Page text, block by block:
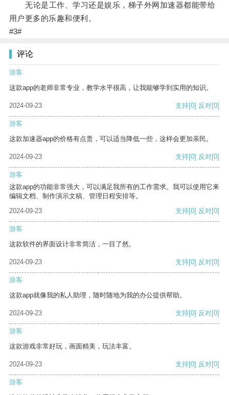
无论是工作、学习还是娱乐，梯子外网加速器都能带给
用户更多的乐趣和便利。
#3#
评论
游客
这款app的老师非常专业，教学水平很高，让我能够学到实用的知识。
2024-09-23 支持[0] 反对[0]
游客
这款加速器app的价格有点贵，可以适当降低一些，这样会更加亲民。
2024-09-23 支持[0] 反对[0]
游客
这款app的功能非常强大，可以满足我所有的工作需求。我可以使用它来
编辑文档、制作演示文稿、管理日程安排等。
2024-09-23
支持[0] 反对[0]
游客
这款软件的界面设计非常简洁，一目了然。
2024-09-23 支持[0] 反对[0]
游客
这款app就像我的私人助理，随时随地为我的办公提供帮助。
2024-09-23 支持[0] 反对[0]
游客
这款游戏非常好玩，画面精美，玩法丰富。
2024-09-23 支持[0] 反对[0]
游客